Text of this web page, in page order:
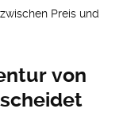
Preis und
von